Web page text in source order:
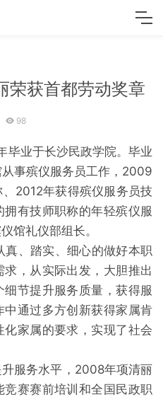
荣获首都劳动奖章
98
毕业于长沙民政学院。毕业
事殡仪服务员工作，2009
2012年获得殡仪服务员技
有技师职称的年轻殡仪服
馆礼仪部组长。
真、踏实、细心的做好本职
，从实际出发，大胆推出
节提升服务质量，获得服
通过多方创新获得家属肯
家属的要求，实现了社会
服务水平，2008年项清丽
赛赛前培训和全国民政职